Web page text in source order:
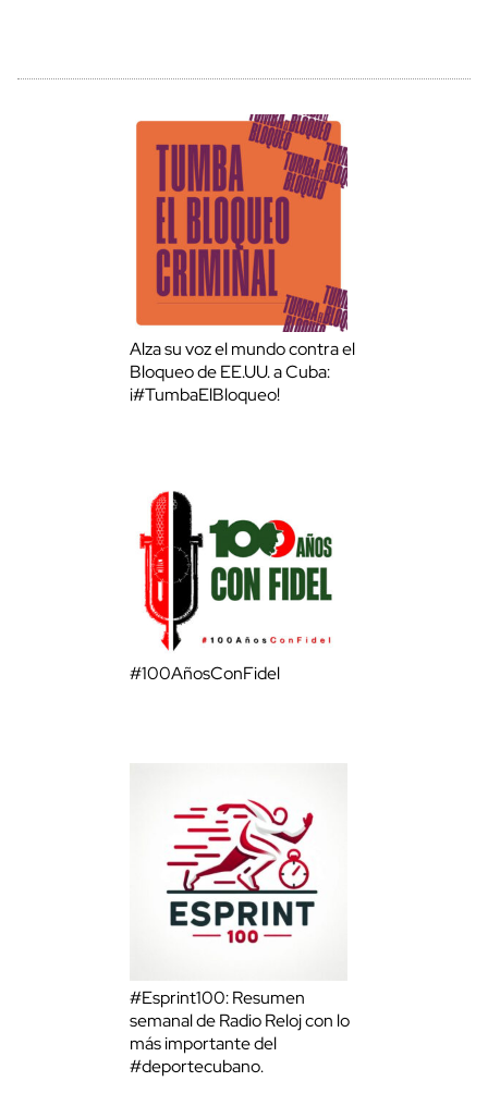
Alza su voz el mundo contra el
Bloqueo de EE.UU. a Cuba:
¡#TumbaElBloqueo!
#100AñosConFidel
#Esprint100: Resumen
semanal de Radio Reloj con lo
más importante del
#deportecubano.